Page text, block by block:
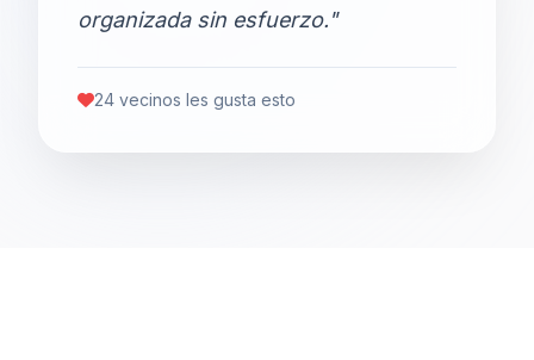
organizada sin esfuerzo."
24 vecinos les gusta esto